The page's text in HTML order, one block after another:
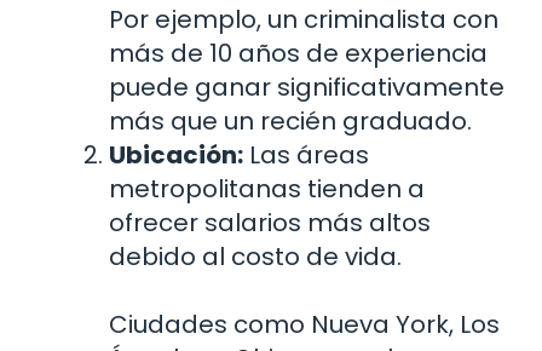
Por ejemplo, un criminalista con
más de 10 años de experiencia
puede ganar significativamente
más que un recién graduado.
Ubicación: Las áreas
metropolitanas tienden a
ofrecer salarios más altos
debido al costo de vida.
Ciudades como Nueva York, Los